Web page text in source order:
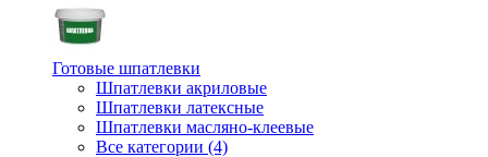
Готовые шпатлевки
Шпатлевки акриловые
Шпатлевки латексные
Шпатлевки масляно-клеевые
Все категории (4)